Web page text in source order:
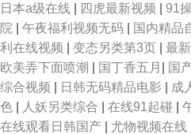
日本a级在线
四虎最新视频 91
院
午夜福利视频无码 国内精品
利在线视频
变态另类第3页 最
欧美弄下面喷潮
国丁香五月 国
综合视频
日韩无码精品电影 成
色
人妖另类综合 在线91起碰
在线观看日韩国产
尤物视频在线